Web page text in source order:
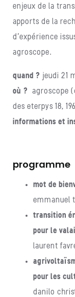
enjeux de la
apports de la
d’expérience
agroscope.
quand ? jeudi 21
où ?
agroscope
des eterpys 18,
informations et
programme
mot de
emmanuel
transition
pour le
laurent
pour les
danilo